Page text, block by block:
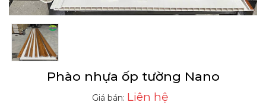
Phào nhựa ốp tường Nano
Giá bán: Liên hệ